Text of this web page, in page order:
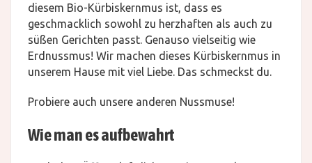
diesem Bio-Kürbiskernmus ist, dass es
geschmacklich sowohl zu herzhaften als auch zu
süßen Gerichten passt. Genauso vielseitig wie
Erdnussmus! Wir machen dieses Kürbiskernmus in
unserem Hause mit viel Liebe. Das schmeckst du.
Probiere auch unsere anderen Nussmuse!
Wie man es aufbewahrt